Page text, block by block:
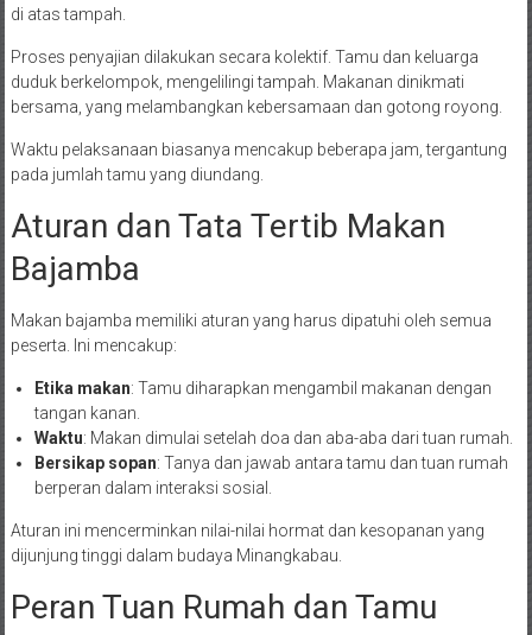
di atas tampah.
Proses penyajian dilakukan secara kolektif. Tamu dan keluarga
duduk berkelompok, mengelilingi tampah. Makanan dinikmati
bersama, yang melambangkan kebersamaan dan gotong royong.
Waktu pelaksanaan biasanya mencakup beberapa jam, tergantung
pada jumlah tamu yang diundang.
Aturan dan Tata Tertib Makan
Bajamba
Makan bajamba memiliki aturan yang harus dipatuhi oleh semua
peserta. Ini mencakup:
Etika makan: Tamu diharapkan mengambil makanan dengan
tangan kanan.
Waktu: Makan dimulai setelah doa dan aba-aba dari tuan rumah.
Bersikap sopan: Tanya dan jawab antara tamu dan tuan rumah
berperan dalam interaksi sosial.
Aturan ini mencerminkan nilai-nilai hormat dan kesopanan yang
dijunjung tinggi dalam budaya Minangkabau.
Peran Tuan Rumah dan Tamu